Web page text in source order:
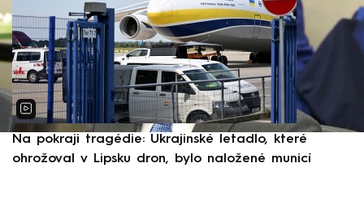
Na pokraji tragédie: Ukrajinské letadlo, které
ohrožoval v Lipsku dron, bylo naložené municí